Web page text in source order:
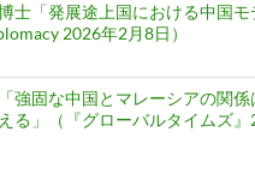
士「発展途上国における中国モ
2026年2月8日）
強固な中国とマレーシアの関係
る」（『グローバルタイムズ